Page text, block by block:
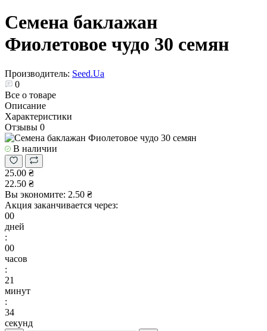
Семена баклажан
Фиолетовое чудо 30 семян
Производитель: Seed.Ua
0
Все о товаре
Описание
Характеристики
Отзывы 0
В наличии
25.00 ₴
22.50 ₴
Вы экономите: 2.50 ₴
Акция заканчивается через:
00
дней
:
00
часов
:
21
минут
:
34
секунд